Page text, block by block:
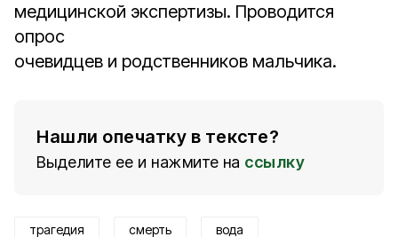
медицинской экспертизы. Проводится
опрос
очевидцев и родственников мальчика.
Нашли опечатку в тексте?
Выделите ее и нажмите на ссылку
трагедия смерть вода